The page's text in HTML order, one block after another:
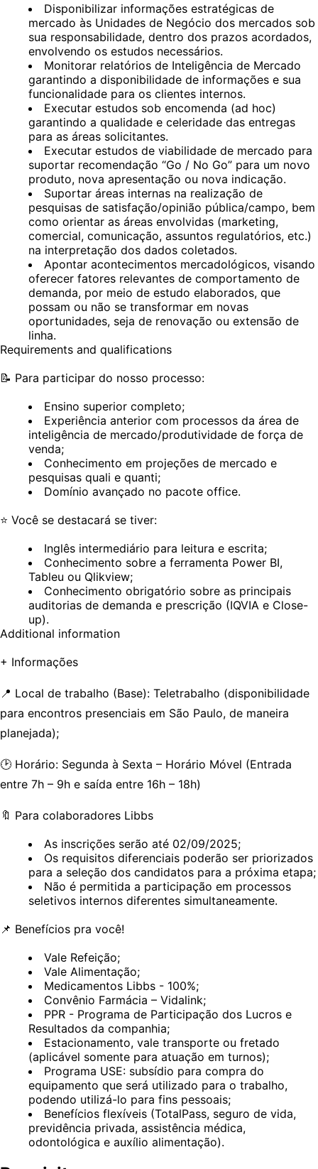
Disponibilizar informações estratégicas de
mercado às Unidades de Negócio dos mercados sob
sua responsabilidade, dentro dos prazos acordados,
envolvendo os estudos necessários.
Monitorar relatórios de Inteligência de Mercado
garantindo a disponibilidade de informações e sua
funcionalidade para os clientes internos.
Executar estudos sob encomenda (ad hoc)
garantindo a qualidade e celeridade das entregas
para as áreas solicitantes.
Executar estudos de viabilidade de mercado para
suportar recomendação “Go / No Go” para um novo
produto, nova apresentação ou nova indicação.
Suportar áreas internas na realização de
pesquisas de satisfação/opinião pública/campo, bem
como orientar as áreas envolvidas (marketing,
comercial, comunicação, assuntos regulatórios, etc.)
na interpretação dos dados coletados.
Apontar acontecimentos mercadológicos, visando
oferecer fatores relevantes de comportamento de
demanda, por meio de estudo elaborados, que
possam ou não se transformar em novas
oportunidades, seja de renovação ou extensão de
linha.
Requirements and qualifications
📝 Para participar do nosso processo:
Ensino superior completo;
Experiência anterior com processos da área de
inteligência de mercado/produtividade de força de
venda;
Conhecimento em projeções de mercado e
pesquisas quali e quanti;
Domínio avançado no pacote office.
⭐ Você se destacará se tiver:
Inglês intermediário para leitura e escrita;
Conhecimento sobre a ferramenta Power BI,
Tableu ou Qlikview;
Conhecimento obrigatório sobre as principais
auditorias de demanda e prescrição (IQVIA e Close-
up).
Additional information
+ Informações
📍 Local de trabalho (Base): Teletrabalho (disponibilidade
para encontros presenciais em São Paulo, de maneira
planejada);
🕑 Horário: Segunda à Sexta – Horário Móvel (Entrada
entre 7h – 9h e saída entre 16h – 18h)
🔖 Para colaboradores Libbs
As inscrições serão até 02/09/2025;
Os requisitos diferenciais poderão ser priorizados
para a seleção dos candidatos para a próxima etapa;
Não é permitida a participação em processos
seletivos internos diferentes simultaneamente.
📌 Benefícios pra você!
Vale Refeição;
Vale Alimentação;
Medicamentos Libbs - 100%;
Convênio Farmácia – Vidalink;
PPR - Programa de Participação dos Lucros e
Resultados da companhia;
Estacionamento, vale transporte ou fretado
(aplicável somente para atuação em turnos);
Programa USE: subsídio para compra do
equipamento que será utilizado para o trabalho,
podendo utilizá-lo para fins pessoais;
Benefícios flexíveis (TotalPass, seguro de vida,
previdência privada, assistência médica,
odontológica e auxílio alimentação).